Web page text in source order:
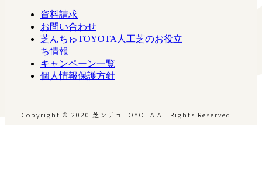
資料請求
お問い合わせ
芝んちゅTOYOTA人工芝のお役立
ち情報
キャンペーン一覧
個人情報保護方針
Copyright © 2020 芝ンチュTOYOTA All Rights Reserved.